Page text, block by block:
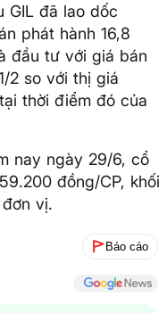
GIL đã lao dốc
phát hành 16,8
đầu tư với giá bán
2 so với thị giá
thời điểm đó của
nay ngày 29/6, cổ
đồng/CP, khối
vị.
Báo cáo